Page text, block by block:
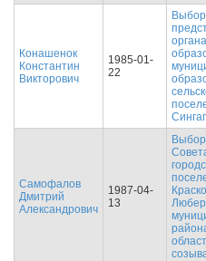
Конашенок
Константин
Викторович
1985-01-
22
Самофалов
Дмитрий
Александрович
1987-04-
13